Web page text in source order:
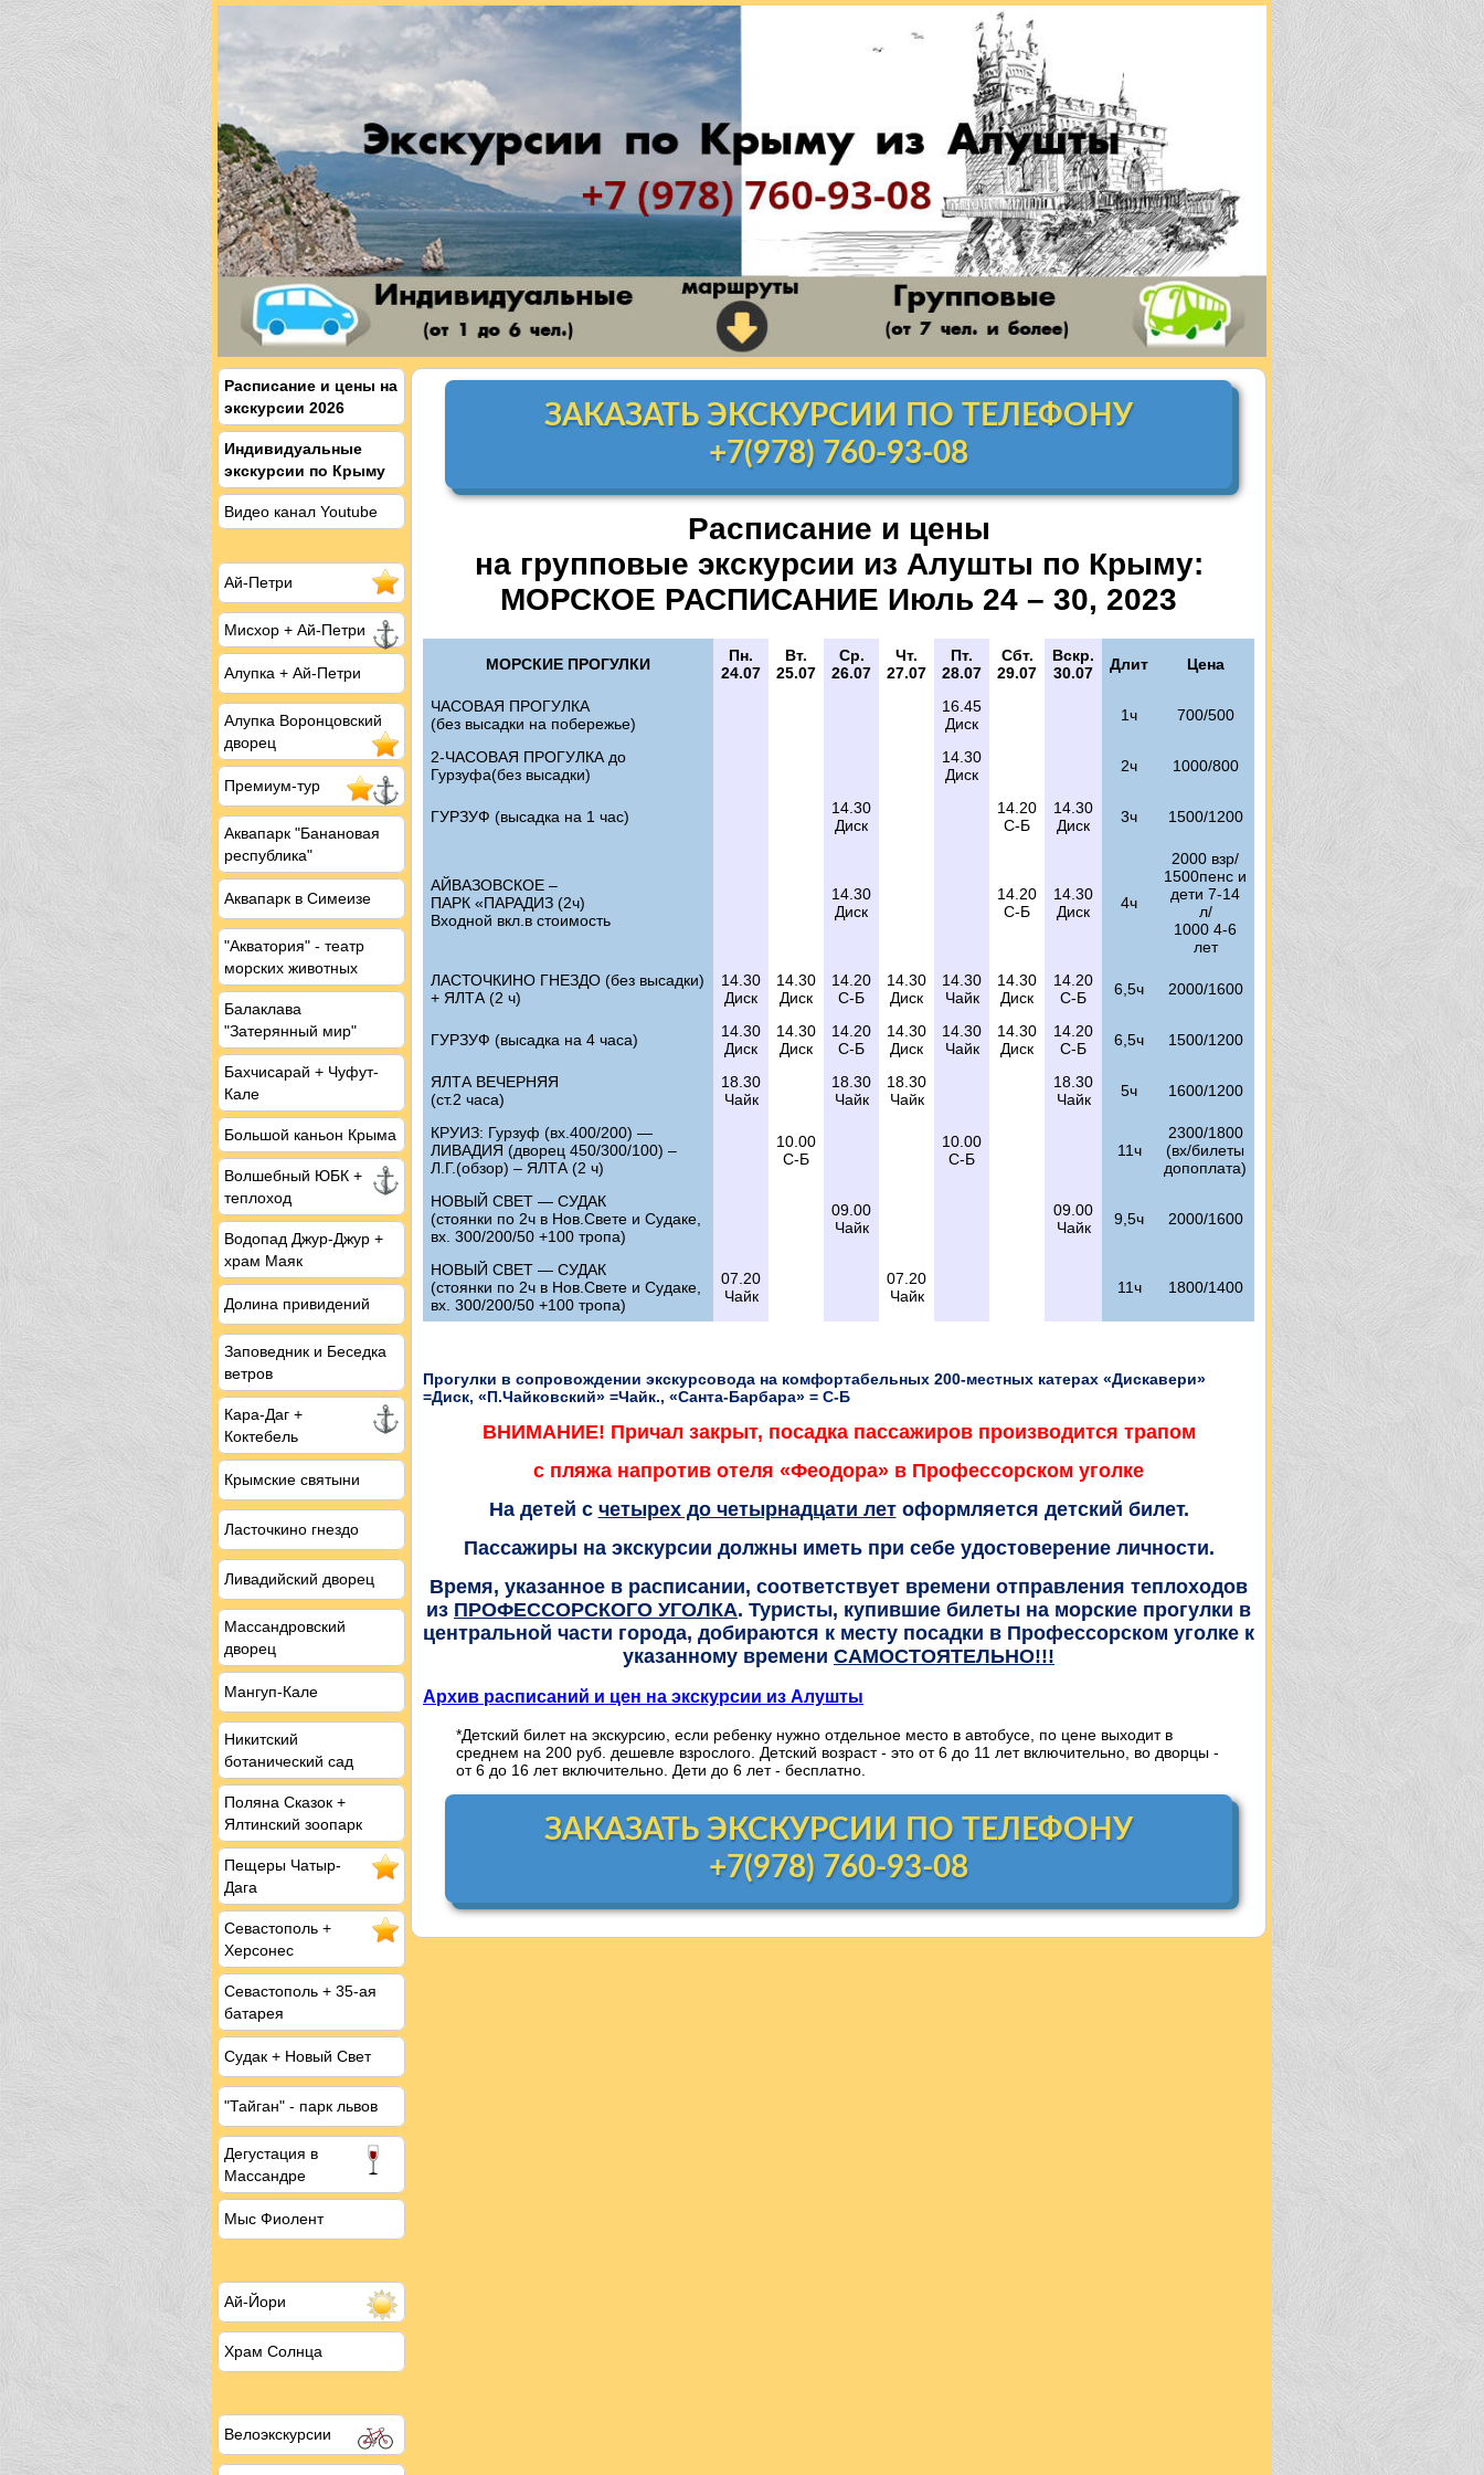
Расписание и цены на
экскурсии 2026
Индивидуальные
экскурсии по Крыму
Видео канал Youtube
Ай-Петри
Мисхор + Ай-Петри
Алупка + Ай-Петри
Алупка Воронцовский
дворец
Премиум-тур
Аквапарк "Банановая
республика"
Аквапарк в Симеизе
"Акватория" - театр
морских животных
Балаклава
"Затерянный мир"
Бахчисарай + Чуфут-
Кале
Большой каньон Крыма
Волшебный ЮБК +
теплоход
Водопад Джур-Джур +
храм Маяк
Долина привидений
Заповедник и Беседка
ветров
Кара-Даг +
Коктебель
Крымские святыни
Ласточкино гнездо
Ливадийский дворец
Массандровский
дворец
Мангуп-Кале
Никитский
ботанический сад
Поляна Сказок +
Ялтинский зоопарк
Пещеры Чатыр-
Дага
Севастополь +
Херсонес
Севастополь + 35-ая
батарея
Судак + Новый Свет
"Тайган" - парк львов
Дегустация в
Массандре
Мыс Фиолент
Ай-Йори
Храм Солнца
Велоэкскурсии
ЗАКАЗАТЬ ЭКСКУРСИИ ПО ТЕЛЕФОНУ
+7(978) 760-93-08
Расписание и цены
на групповые экскурсии из Алушты по Крыму:
МОРСКОЕ РАСПИСАНИЕ Июль 24 – 30, 2023
МОРСКИЕ ПРОГУЛКИ
Пн.
24.07
Вт.
25.07
Ср.
26.07
Чт.
27.07
Пт.
28.07
Сбт.
29.07
Вскр.
30.07
Длит Цена
ЧАСОВАЯ ПРОГУЛКА
(без высадки на побережье)
16.45
Диск
1ч 700/500
2-ЧАСОВАЯ ПРОГУЛКА до
Гурзуфа(без высадки)
14.30
Диск
2ч 1000/800
ГУРЗУФ (высадка на 1 час)
14.30
Диск
14.20
С-Б
14.30
Диск
3ч 1500/1200
АЙВАЗОВСКОЕ –
ПАРК «ПАРАДИЗ (2ч)
Входной вкл.в стоимость
14.30
Диск
14.20
С-Б
14.30
Диск
4ч
2000 взр/
1500пенс и
дети 7-14
л/
1000 4-6
лет
ЛАСТОЧКИНО ГНЕЗДО (без высадки)
+ ЯЛТА (2 ч)
14.30
Диск
14.30
Диск
14.20
С-Б
14.30
Диск
14.30
Чайк
14.30
Диск
14.20
С-Б
6,5ч 2000/1600
ГУРЗУФ (высадка на 4 часа)
14.30
Диск
14.30
Диск
14.20
С-Б
14.30
Диск
14.30
Чайк
14.30
Диск
14.20
С-Б
6,5ч 1500/1200
ЯЛТА ВЕЧЕРНЯЯ
(ст.2 часа)
18.30
Чайк
18.30
Чайк
18.30
Чайк
18.30
Чайк
5ч 1600/1200
КРУИЗ: Гурзуф (вх.400/200) —
ЛИВАДИЯ (дворец 450/300/100) –
Л.Г.(обзор) – ЯЛТА (2 ч)
10.00
С-Б
10.00
С-Б
11ч
2300/1800
(вх/билеты
допоплата)
НОВЫЙ СВЕТ — СУДАК
(стоянки по 2ч в Нов.Свете и Судаке,
вх. 300/200/50 +100 тропа)
09.00
Чайк
09.00
Чайк
9,5ч 2000/1600
НОВЫЙ СВЕТ — СУДАК
(стоянки по 2ч в Нов.Свете и Судаке,
вх. 300/200/50 +100 тропа)
07.20
Чайк
07.20
Чайк
11ч 1800/1400
Прогулки в сопровождении экскурсовода на комфортабельных 200-местных катерах «Дискавери»
=Диск, «П.Чайковский» =Чайк., «Санта-Барбара» = С-Б
ВНИМАНИЕ! Причал закрыт, посадка пассажиров производится трапом
с пляжа напротив отеля «Феодора» в Профессорском уголке
На детей с четырех до четырнадцати летоформляется детский билет.
Пассажиры на экскурсии должны иметь при себе удостоверение личности.
Время, указанное в расписании, соответствует времени отправления теплоходов
из ПРОФЕССОРСКОГО УГОЛКА. Туристы, купившие билеты на морские прогулки в
центральной части города, добираются к месту посадки в Профессорском уголке к
указанному времени САМОСТОЯТЕЛЬНО!!!
Архив расписаний и цен на экскурсии из Алушты
*Детский билет на экскурсию, если ребенку нужно отдельное место в автобусе, по цене выходит в
среднем на 200 руб. дешевле взрослого. Детский возраст - это от 6 до 11 лет включительно, во дворцы -
от 6 до 16 лет включительно. Дети до 6 лет - бесплатно.
ЗАКАЗАТЬ ЭКСКУРСИИ ПО ТЕЛЕФОНУ
+7(978) 760-93-08